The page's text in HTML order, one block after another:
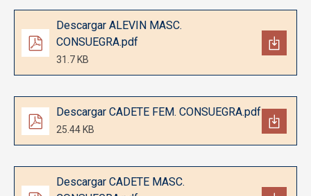
Documento
Descargar ALEVIN MASC.
CONSUEGRA.pdf
31.7 KB
Documento
Descargar CADETE FEM. CONSUEGRA.pdf
25.44 KB
Documento
Descargar CADETE MASC.